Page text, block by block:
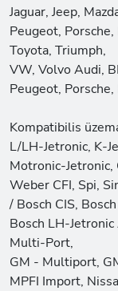
Jaguar, Jeep,
Peugeot,
Toyota, Triumph,
VW, Volvo Audi,
Peugeot,
Kompatibilis
L/LH-Jetronic, K-
Motronic-Jetronic,
Weber CFI, Spi,
/ Bosch CIS,
Bosch LH-Jetronic
Multi-Port,
GM - Multiport,
MPFI Import,